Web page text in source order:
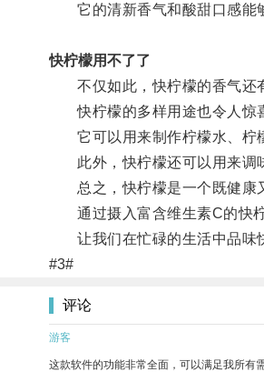
它的清新香气和酸甜口感能够
快柠檬用不了了
不仅如此，快柠檬的香气还有
快柠檬的多样用途也令人惊
它可以用来制作柠檬水、柠檬
此外，快柠檬还可以用来调味
总之，快柠檬是一个既健康
通过摄入富含维生素C的快柠
让我们在忙碌的生活中品味快
#3#
评论
游客
这款软件的功能非常全面，可以满足我所有需